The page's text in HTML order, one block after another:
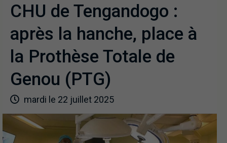
CHU de Tengandogo :
après la hanche, place à
la Prothèse Totale de
Genou (PTG)
mardi le 22 juillet 2025